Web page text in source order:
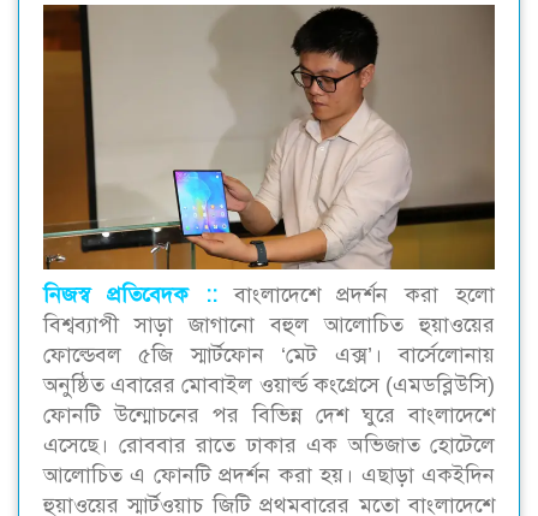
নিজস্ব প্রতিবেদক ::
বাংলাদেশে প্রদর্শন করা হলো
বিশ্বব্যাপী সাড়া জাগানো বহুল আলোচিত হুয়াওয়ের
ফোল্ডেবল ৫জি স্মার্টফোন ‘মেট এক্স’। বার্সেলোনায়
অনুষ্ঠিত এবারের মোবাইল ওয়ার্ল্ড কংগ্রেসে (এমডব্লিউসি)
ফোনটি উন্মোচনের পর বিভিন্ন দেশ ঘুরে বাংলাদেশে
এসেছে। রোববার রাতে ঢাকার এক অভিজাত হোটেলে
আলোচিত এ ফোনটি প্রদর্শন করা হয়। এছাড়া একইদিন
হুয়াওয়ের স্মার্টওয়াচ জিটি প্রথমবারের মতো বাংলাদেশে